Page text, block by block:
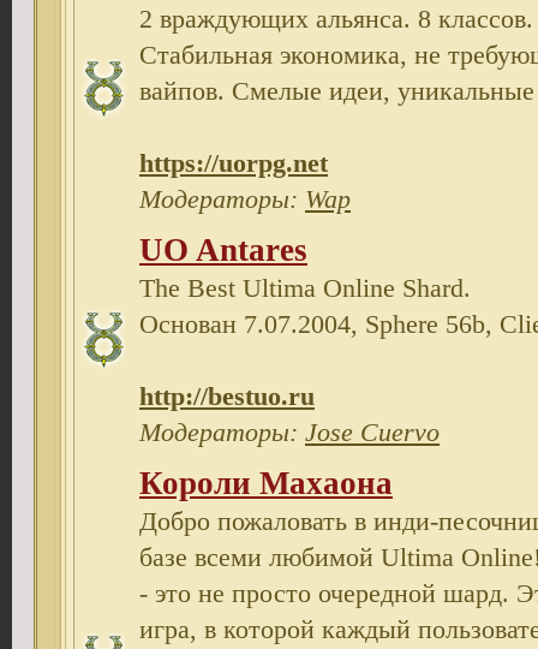
2 враждующих альянса. 8
Cтабильная экономика, не
вайпов. Cмелые идеи, уникальные
https://uorpg.net
Модераторы: Wap
UO Antares
The Best Ultima Online Shard.
Основан 7.07.2004, Sphere 56b,
http://bestuo.ru
Модераторы: Jose Cuervo
Короли Махаона
Добро пожаловать в инди-
базе всеми любимой Ultima
- это не просто очередной шард.
игра, в которой каждый